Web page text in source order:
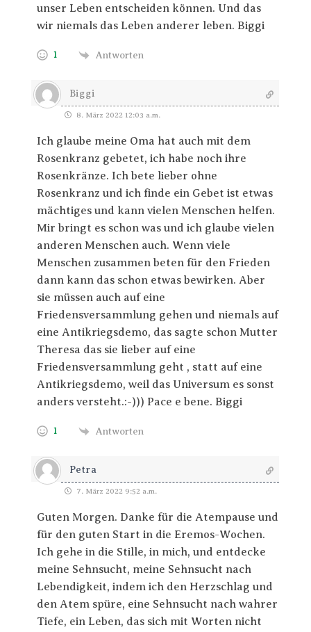
unser Leben entscheiden können. Und das
wir niemals das Leben anderer leben. Biggi
1 Antworten
Biggi
8. März 2022 12:03 a.m.
Ich glaube meine Oma hat auch mit dem
Rosenkranz gebetet, ich habe noch ihre
Rosenkränze. Ich bete lieber ohne
Rosenkranz und ich finde ein Gebet ist etwas
mächtiges und kann vielen Menschen helfen.
Mir bringt es schon was und ich glaube vielen
anderen Menschen auch. Wenn viele
Menschen zusammen beten für den Frieden
dann kann das schon etwas bewirken. Aber
sie müssen auch auf eine
Friedensversammlung gehen und niemals auf
eine Antikriegsdemo, das sagte schon Mutter
Theresa das sie lieber auf eine
Friedensversammlung geht , statt auf eine
Antikriegsdemo, weil das Universum es sonst
anders versteht.:-))) Pace e bene. Biggi
1 Antworten
Petra
7. März 2022 9:52 a.m.
Guten Morgen. Danke für die Atempause und
für den guten Start in die Eremos-Wochen.
Ich gehe in die Stille, in mich, und entdecke
meine Sehnsucht, meine Sehnsucht nach
Lebendigkeit, indem ich den Herzschlag und
den Atem spüre, eine Sehnsucht nach wahrer
Tiefe, ein Leben, das sich mit Worten nicht